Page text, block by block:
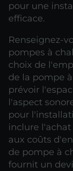
pour une
efficace.
Renseignez-
pompes à
choix de
de la pompe
prévoir
l'aspect
pour
inclure l'achat
aux coûts
de pompe à
fournit un